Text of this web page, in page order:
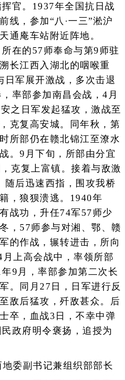
官。1937年全国抗日战
线，参加“八·一三”淞沪
通庵车站附近阵地。
在的57师奉命与第9师驻
长江西入湖北的咽喉重
日军展开激战，多次击退
率部参加南昌会战，4月
之日军发起猛攻，激战至
克复高安城。同年秋，第
所部仍在赣北锦江至潦水
。9月下旬，所部由分宜
克复上富镇。接着与敌激
随后迅速西指，围攻我桥
，狼狈溃逃。1940年
战功，升任74军57师少
，57师参与对湘、鄂、赣
的作战，辗转进击，所向
上高会战中，率领所部
9月，率部参加第二次长
。同月27日，日军进行反
敌后猛攻，歼敌甚众。后
卒，血战3日，不幸中弹
政府明令褒扬，追授为
委副书记兼组织部部长